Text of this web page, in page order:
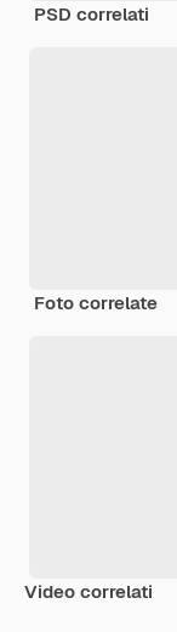
PSD correlati
Foto correlate
Video correlati